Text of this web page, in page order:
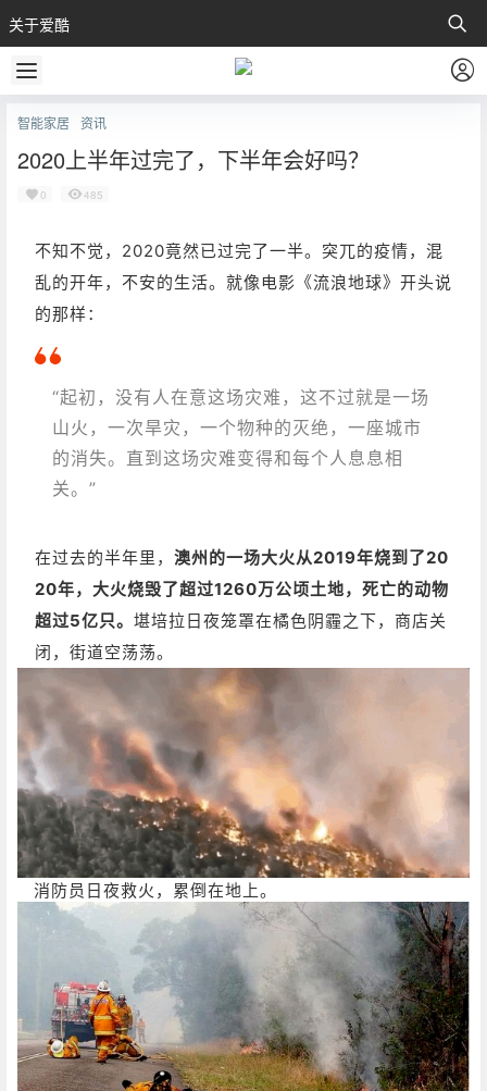
关于爱酷
智能家居 资讯
2020上半年过完了，下半年会好吗？
0 485
不知不觉，2020竟然已过完了一半。 突兀的疫情，混
乱的开年，不安的生活。就像电影《流浪地球》开头说
的那样：
“起初，没有人在意这场灾难，这不过就是一场
山火，一次旱灾，一个物种的灭绝，一座城市
的消失。直到这场灾难变得和每个人息息相
关。”
在过去的半年里， 澳州的一场大火从2019年烧到了20
20年，大火烧毁了超过1260万公顷土地，死亡的动物
超过5亿只。 堪培拉日夜笼罩在橘色阴霾之下，商店关
闭，街道空荡荡。
消防员日夜救火，累倒在地上。